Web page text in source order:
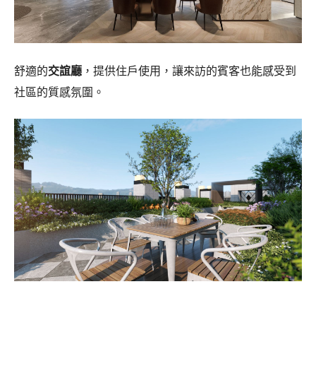
舒適的交誼廳 ，提供住戶使用，讓來訪的賓客也能感受到
社區的質感氛圍。